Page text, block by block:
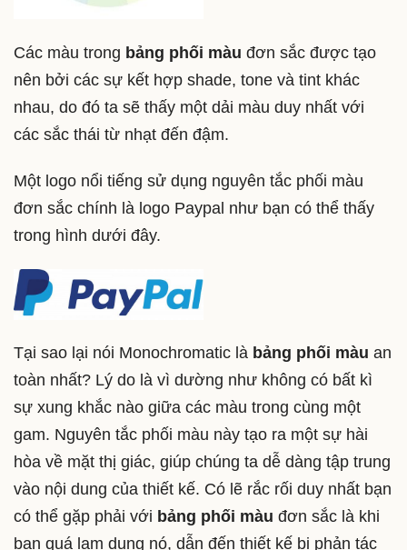
Các màu trong bảng phối màu đơn sắc được tạo
nên bởi các sự kết hợp shade, tone và tint khác
nhau, do đó ta sẽ thấy một dải màu duy nhất với
các sắc thái từ nhạt đến đậm.
Một logo nổi tiếng sử dụng nguyên tắc phối màu
đơn sắc chính là logo Paypal như bạn có thể thấy
trong hình dưới đây.
Tại sao lại nói Monochromatic là bảng phối màu an
toàn nhất? Lý do là vì dường như không có bất kì
sự xung khắc nào giữa các màu trong cùng một
gam. Nguyên tắc phối màu này tạo ra một sự hài
hòa về mặt thị giác, giúp chúng ta dễ dàng tập trung
vào nội dung của thiết kế. Có lẽ rắc rối duy nhất bạn
có thể gặp phải với bảng phối màu đơn sắc là khi
bạn quá lạm dụng nó, dẫn đến thiết kế bị phản tác